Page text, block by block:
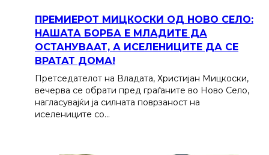
ПРЕМИЕРОТ МИЦКОСКИ ОД НОВО СЕЛО:
НАШАТА БОРБА Е МЛАДИТЕ ДА
ОСТАНУВААТ, А ИСЕЛЕНИЦИТЕ ДА СЕ
ВРАТАТ ДОМА!
Претседателот на Владата, Христијан Мицкоски,
вечерва се обрати пред граѓаните во Ново Село,
нагласувајќи ја силната поврзаност на
иселениците со…